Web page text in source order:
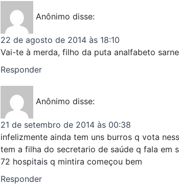
Anônimo disse:
22 de agosto de 2014 às 18:10
Vai-te à merda, filho da puta analfabeto
Responder
Anônimo disse:
21 de setembro de 2014 às 00:38
infelizmente ainda tem uns burros q vota
tem a filha do secretario de saúde q fala em
72 hospitais q mintira começou bem
Responder